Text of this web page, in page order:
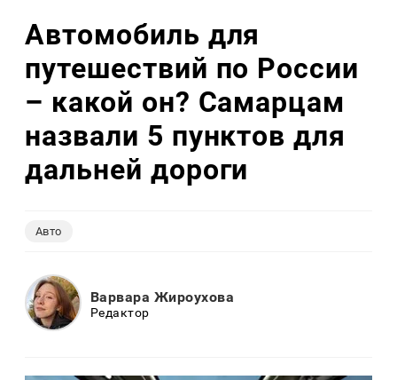
Автомобиль для
путешествий по России
– какой он? Самарцам
назвали 5 пунктов для
дальней дороги
Авто
Варвара Жироухова
Редактор